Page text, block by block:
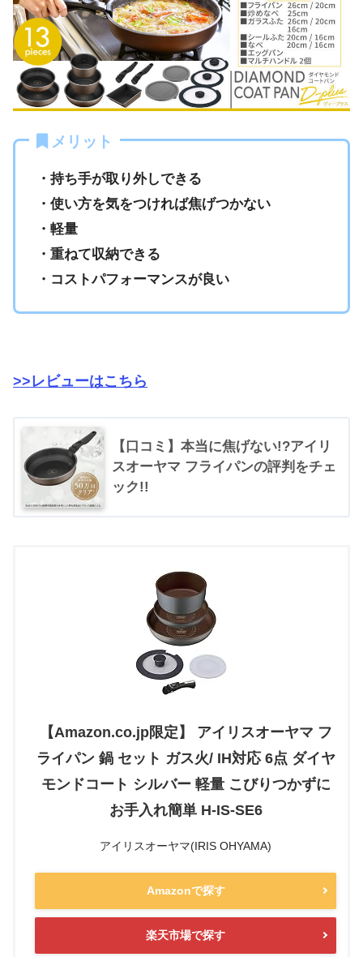
メリット
・持ち手が取り外しできる
・使い方を気をつければ焦げつかない
・軽量
・重ねて収納できる
・コストパフォーマンスが良い
>>レビューはこちら
【口コミ】本当に焦げない!?アイリ
スオーヤマ フライパンの評判をチェ
ック!!
【Amazon.co.jp限定】 アイリスオーヤマ フ
ライパン 鍋 セット ガス火/ IH対応 6点 ダイヤ
モンドコート シルバー 軽量 こびりつかずに
お手入れ簡単 H-IS-SE6
アイリスオーヤマ(IRIS OHYAMA)
Amazonで探す
楽天市場で探す